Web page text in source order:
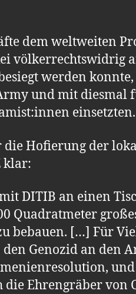
dem weltweiten
völkerrechtswidrig
werden
und mit diesmal
einsetzten.
Hofierung der
klar:
DITIB an einen
Quadratmeter
bebauen. […] Für
Genozid an den
Ehrengräber von